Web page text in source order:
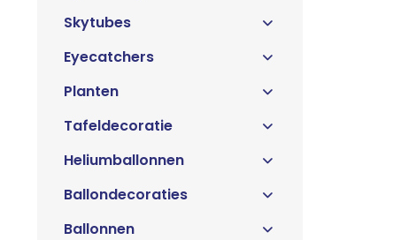
Skytubes
Eyecatchers
Planten
Tafeldecoratie
Heliumballonnen
Ballondecoraties
Ballonnen